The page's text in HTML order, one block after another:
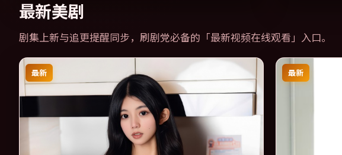
最新美剧
剧集上新与追更提醒同步，刷剧党必备的「最新视频在线观看 」入口。
最新 最新